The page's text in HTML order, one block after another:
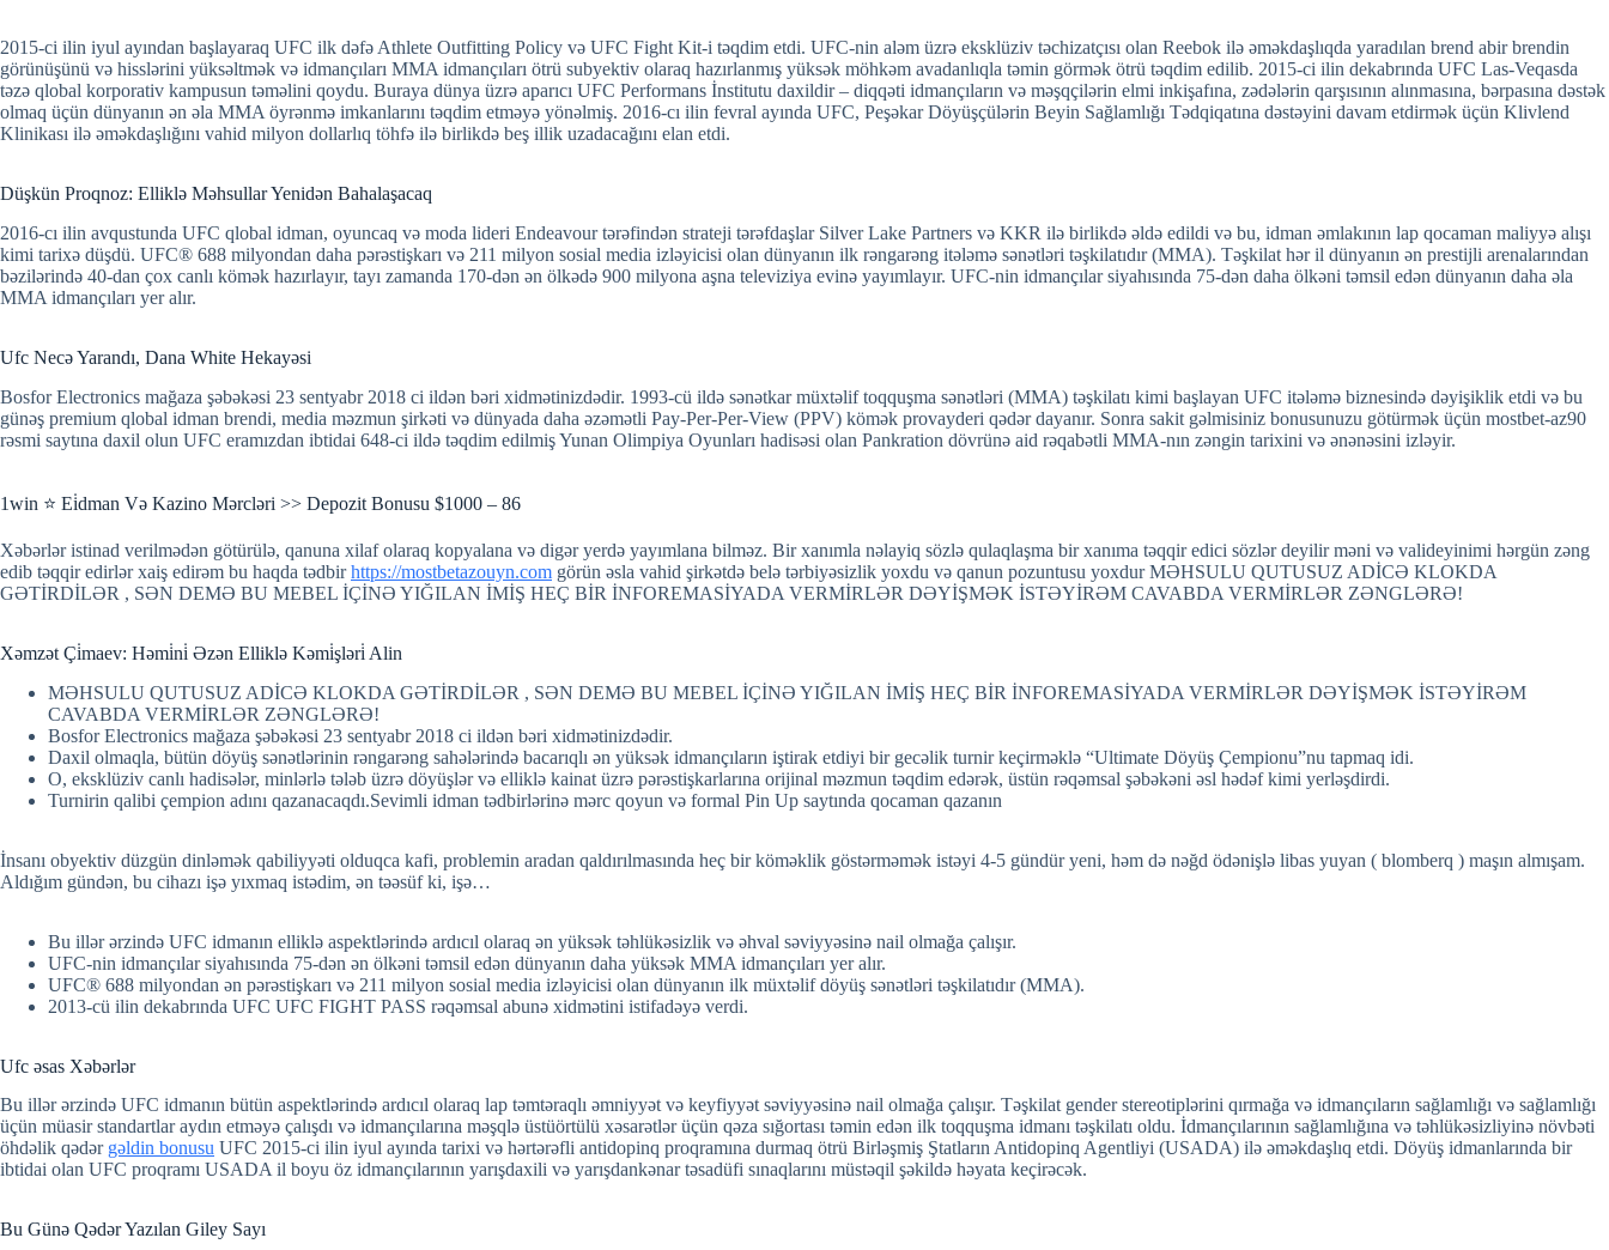
2015-ci ilin iyul ayından başlayaraq UFC ilk dəfə Athlete Outfitting Policy və UFC Fight Kit-i təqdim etdi. UFC-nin aləm üzrə eksklüziv təchizatçısı olan Reebok ilə əməkdaşlıqda yaradılan brend abir brendin
görünüşünü və hisslərini yüksəltmək və idmançıları MMA idmançıları ötrü subyektiv olaraq hazırlanmış yüksək möhkəm avadanlıqla təmin görmək ötrü təqdim edilib. 2015-ci ilin dekabrında UFC Las-Veqasda
təzə qlobal korporativ kampusun təməlini qoydu. Buraya dünya üzrə aparıcı UFC Performans İnstitutu daxildir – diqqəti idmançıların və məşqçilərin elmi inkişafına, zədələrin qarşısının alınmasına, bərpasına dəstək
olmaq üçün dünyanın ən əla MMA öyrənmə imkanlarını təqdim etməyə yönəlmiş. 2016-cı ilin fevral ayında UFC, Peşəkar Döyüşçülərin Beyin Sağlamlığı Tədqiqatına dəstəyini davam etdirmək üçün Klivlend
Klinikası ilə əməkdaşlığını vahid milyon dollarlıq töhfə ilə birlikdə beş illik uzadacağını elan etdi.
Düşkün Proqnoz: Elliklə Məhsullar Yenidən Bahalaşacaq
2016-cı ilin avqustunda UFC qlobal idman, oyuncaq və moda lideri Endeavour tərəfindən strateji tərəfdaşlar Silver Lake Partners və KKR ilə birlikdə əldə edildi və bu, idman əmlakının lap qocaman maliyyə alışı
kimi tarixə düşdü. UFC® 688 milyondan daha pərəstişkarı və 211 milyon sosial media izləyicisi olan dünyanın ilk rəngarəng itələmə sənətləri təşkilatıdır (MMA). Təşkilat hər il dünyanın ən prestijli arenalarından
bəzilərində 40-dan çox canlı kömək hazırlayır, tayı zamanda 170-dən ən ölkədə 900 milyona aşna televiziya evinə yayımlayır. UFC-nin idmançılar siyahısında 75-dən daha ölkəni təmsil edən dünyanın daha əla
MMA idmançıları yer alır.
Ufc Necə Yarandı, Dana White Hekayəsi
Bosfor Electronics mağaza şəbəkəsi 23 sentyabr 2018 ci ildən bəri xidmətinizdədir. 1993-cü ildə sənətkar müxtəlif toqquşma sənətləri (MMA) təşkilatı kimi başlayan UFC itələmə biznesində dəyişiklik etdi və bu
günəş premium qlobal idman brendi, media məzmun şirkəti və dünyada daha əzəmətli Pay-Per-Per-View (PPV) kömək provayderi qədər dayanır. Sonra sakit gəlmisiniz bonusunuzu götürmək üçün mostbet-az90
rəsmi saytına daxil olun UFC eramızdan ibtidai 648-ci ildə təqdim edilmiş Yunan Olimpiya Oyunları hadisəsi olan Pankration dövrünə aid rəqabətli MMA-nın zəngin tarixini və ənənəsini izləyir.
1win ⭐ Ei̇dman Və Kazino Mərcləri >> Depozit Bonusu $1000 – 86
Xəbərlər istinad verilmədən götürülə, qanuna xilaf olaraq kopyalana və digər yerdə yayımlana bilməz. Bir xanımla nəlayiq sözlə qulaqlaşma bir xanıma təqqir edici sözlər deyilir məni və valideyinimi hərgün zəng
edib təqqir edirlər xaiş edirəm bu haqda tədbirhttps://mostbetazouyn.com görün əsla vahid şirkətdə belə tərbiyəsizlik yoxdu və qanun pozuntusu yoxdur MƏHSULU QUTUSUZ ADİCƏ KLOKDA
GƏTİRDİLƏR , SƏN DEMƏ BU MEBEL İÇİNƏ YIĞILAN İMİŞ HEÇ BİR İNFOREMASİYADA VERMİRLƏR DƏYİŞMƏK İSTƏYİRƏM CAVABDA VERMİRLƏR ZƏNGLƏRƏ!
Xəmzət Çi̇maev: Həmi̇ni̇ Əzən Elliklə Kəmi̇şləri̇ Alin
MƏHSULU QUTUSUZ ADİCƏ KLOKDA GƏTİRDİLƏR , SƏN DEMƏ BU MEBEL İÇİNƏ YIĞILAN İMİŞ HEÇ BİR İNFOREMASİYADA VERMİRLƏR DƏYİŞMƏK İSTƏYİRƏM
CAVABDA VERMİRLƏR ZƏNGLƏRƏ!
Bosfor Electronics mağaza şəbəkəsi 23 sentyabr 2018 ci ildən bəri xidmətinizdədir.
Daxil olmaqla, bütün döyüş sənətlərinin rəngarəng sahələrində bacarıqlı ən yüksək idmançıların iştirak etdiyi bir gecəlik turnir keçirməklə “Ultimate Döyüş Çempionu”nu tapmaq idi.
O, eksklüziv canlı hadisələr, minlərlə tələb üzrə döyüşlər və elliklə kainat üzrə pərəstişkarlarına orijinal məzmun təqdim edərək, üstün rəqəmsal şəbəkəni əsl hədəf kimi yerləşdirdi.
Turnirin qalibi çempion adını qazanacaqdı.Sevimli idman tədbirlərinə mərc qoyun və formal Pin Up saytında qocaman qazanın
İnsanı obyektiv düzgün dinləmək qabiliyyəti olduqca kafi, problemin aradan qaldırılmasında heç bir köməklik göstərməmək istəyi 4-5 gündür yeni, həm də nəğd ödənişlə libas yuyan ( blomberq ) maşın almışam.
Aldığım gündən, bu cihazı işə yıxmaq istədim, ən təəsüf ki, işə…
Bu illər ərzində UFC idmanın elliklə aspektlərində ardıcıl olaraq ən yüksək təhlükəsizlik və əhval səviyyəsinə nail olmağa çalışır.
UFC-nin idmançılar siyahısında 75-dən ən ölkəni təmsil edən dünyanın daha yüksək MMA idmançıları yer alır.
UFC® 688 milyondan ən pərəstişkarı və 211 milyon sosial media izləyicisi olan dünyanın ilk müxtəlif döyüş sənətləri təşkilatıdır (MMA).
2013-cü ilin dekabrında UFC UFC FIGHT PASS rəqəmsal abunə xidmətini istifadəyə verdi.
Ufc əsas Xəbərlər
Bu illər ərzində UFC idmanın bütün aspektlərində ardıcıl olaraq lap təmtəraqlı əmniyyət və keyfiyyət səviyyəsinə nail olmağa çalışır. Təşkilat gender stereotiplərini qırmağa və idmançıların sağlamlığı və sağlamlığı
üçün müasir standartlar aydın etməyə çalışdı və idmançılarına məşqlə üstüörtülü xəsarətlər üçün qəza sığortası təmin edən ilk toqquşma idmanı təşkilatı oldu. İdmançılarının sağlamlığına və təhlükəsizliyinə növbəti
öhdəlik qədər gəldin bonusu UFC 2015-ci ilin iyul ayında tarixi və hərtərəfli antidopinq proqramına durmaq ötrü Birləşmiş Ştatların Antidopinq Agentliyi (USADA) ilə əməkdaşlıq etdi. Döyüş idmanlarında bir
ibtidai olan UFC proqramı USADA il boyu öz idmançılarının yarışdaxili və yarışdankənar təsadüfi sınaqlarını müstəqil şəkildə həyata keçirəcək.
Bu Günə Qədər Yazılan Giley Sayı